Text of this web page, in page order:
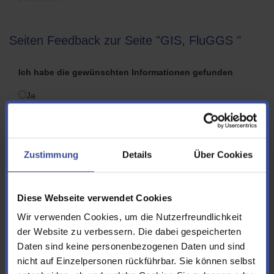
Zustimmung Details Über Cookies
Diese Webseite verwendet Cookies
Wir verwenden Cookies, um die Nutzerfreundlichkeit
der Website zu verbessern. Die dabei gespeicherten
Daten sind keine personenbezogenen Daten und sind
nicht auf Einzelpersonen rückführbar. Sie können selbst
Seiten Feedback zur Seite "GIS, FluGGS "
Ich habe die gewünschten Informationen gefunden
Ja
anders gewünscht
Vorname